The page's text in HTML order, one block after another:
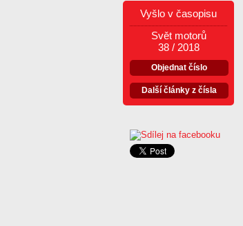
Vyšlo v časopisu
Svět motorů
38 / 2018
Objednat číslo
Další články z čísla